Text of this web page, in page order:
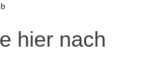
hier nach